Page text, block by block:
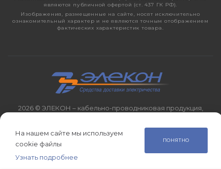
являются публичной офертой (ст. 437 ГК РФ).
Изображения, размещенные на сайте, носят исключительно
ознакомительный характер и не являются точным отображением
фактических характеристик товара.
2026 © ЭЛЕКОН – кабельно-проводниковая продукция,
На нашем сайте мы используем
cookie файлы
Узнать подробнее
ПОНЯТНО